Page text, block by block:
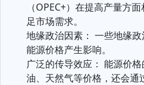
（OPEC+）在提高产量方
足市场需求。
地缘政治因素： 一些地缘
能源价格产生影响。
广泛的传导效应： 能源价
油、天然气等价格，还会通